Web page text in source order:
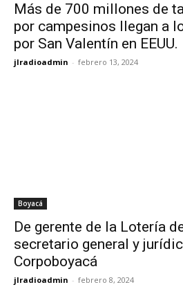
Más de 700 millones de
por campesinos llegan a
por San Valentín en EEUU.
jlradioadmin - febrero 13, 2024
Boyacá
De gerente de la Lotería
secretario general y
Corpoboyacá
jlradioadmin - febrero 8, 2024